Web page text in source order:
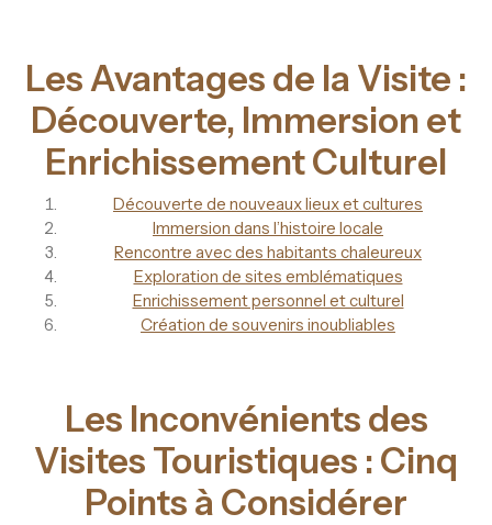
Les Avantages de la Visite :
Découverte, Immersion et
Enrichissement Culturel
Découverte de nouveaux lieux et cultures
Immersion dans l’histoire locale
Rencontre avec des habitants chaleureux
Exploration de sites emblématiques
Enrichissement personnel et culturel
Création de souvenirs inoubliables
Les Inconvénients des
Visites Touristiques : Cinq
Points à Considérer